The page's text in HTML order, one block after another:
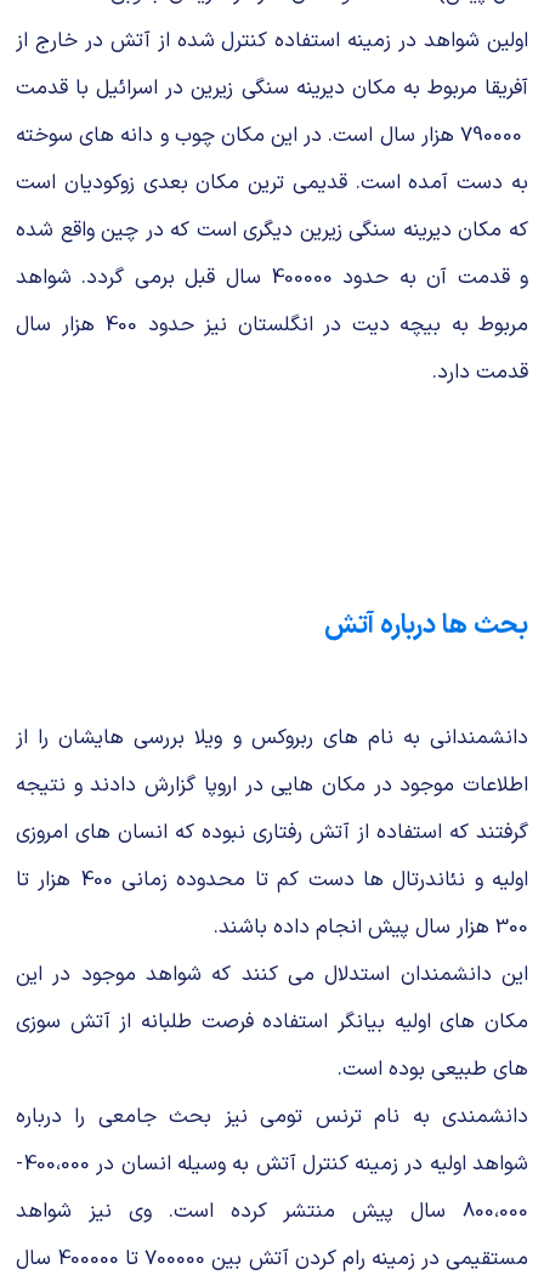
اولین شواهد در زمینه استفاده کنترل شده از آتش در خارج از
آفریقا مربوط به مکان دیرینه سنگی زیرین در اسرائیل با قدمت
790000 هزار سال است. در این مکان چوب و دانه های سوخته
به دست آمده است. قدیمی ترین مکان بعدی زوکودیان است
که مکان دیرینه سنگی زیرین دیگری است که در چین واقع شده
و قدمت آن به حدود 400000 سال قبل برمی گردد. شواهد
مربوط به بیچه دیت در انگلستان نیز حدود 400 هزار سال
قدمت دارد.
بحث ها درباره آتش
دانشمندانی به نام های ربروکس و ویلا بررسی هایشان را از
اطلاعات موجود در مکان هایی در اروپا گزارش دادند و نتیجه
گرفتند که استفاده از آتش رفتاری نبوده که انسان های امروزی
اولیه و نئاندرتال ها دست کم تا محدوده زمانی 400 هزار تا
300 هزار سال پیش انجام داده باشند.
این دانشمندان استدلال می کنند که شواهد موجود در این
مکان های اولیه بیانگر استفاده فرصت طلبانه از آتش سوزی
های طبیعی بوده است.
دانشمندی به نام ترنس تومی نیز بحث جامعی را درباره
شواهد اولیه در زمینه کنترل آتش به وسیله انسان در 400،000-
800،000 سال پیش منتشر کرده است. وی نیز شواهد
مستقیمی در زمینه رام کردن آتش بین 700000 تا 400000 سال